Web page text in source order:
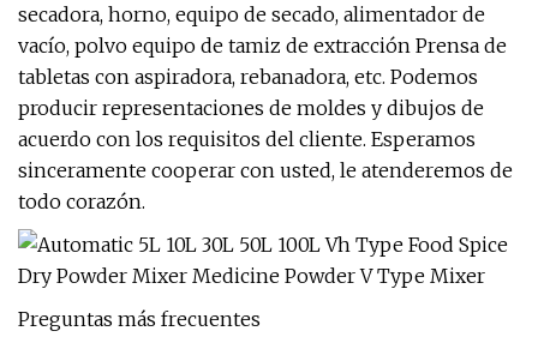
secadora, horno, equipo de secado, alimentador de
vacío, polvo equipo de tamiz de extracción Prensa de
tabletas con aspiradora, rebanadora, etc. Podemos
producir representaciones de moldes y dibujos de
acuerdo con los requisitos del cliente. Esperamos
sinceramente cooperar con usted, le atenderemos de
todo corazón.
Preguntas más frecuentes